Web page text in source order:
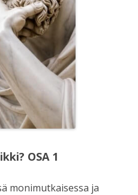
OSA 1
monimutkaisessa ja